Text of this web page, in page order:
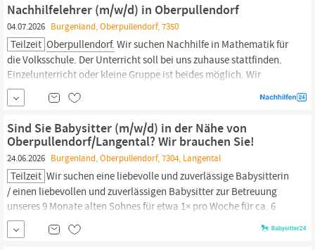
Nachhilfelehrer (m/w/d) in Oberpullendorf
04.07.2026 Burgenland, Oberpullendorf, 7350
Teilzeit Oberpullendorf. Wir suchen Nachhilfe in Mathematik für
die Volksschule. Der Unterricht soll bei uns zuhause stattfinden.
Einzelunterricht oder kleine Gruppe ist beides möglich. Wir
wünschen uns klare Erklärungen und einen strukturierten Ablauf.
Sind Sie Babysitter (m/w/d) in der Nähe von
Oberpullendorf/Langental? Wir brauchen Sie!
24.06.2026 Burgenland, Oberpullendorf, 7304, Langental
Teilzeit Wir suchen eine liebevolle und zuverlässige Babysitterin
/ einen liebevollen und zuverlässigen Babysitter zur Betreuung
unseres 9 Monate alten Sohnes für etwa 1× pro Woche für ca. 6
Stunden. Die genauen Tage und Zeiten können wir gerne
gemeinsam besprechen. Aufgaben • Liebevolle und altersgerechte